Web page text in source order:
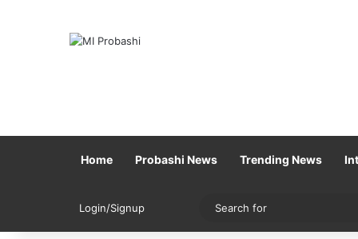
Home Probashi News Trending News
Login/Signup Switch skin